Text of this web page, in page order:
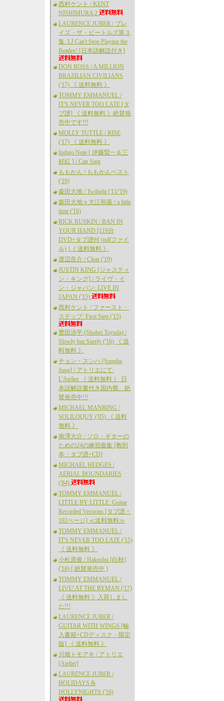
西村ケント / KENT
NISHIMURA 2
LAURENCE JUBER / プレ
イズ・ザ・ビートルズ第３
集: LJ Can't Stop Playing the
Beatles! [日本語解説付き]
DON ROSS / A MILLION
BRAZILIAN CIVILIANS
('17) 《 送料無料 》
TOMMY EMMANUEL /
IT'S NEVER TOO LATE [タ
ブ譜] 《 送料無料 》絶賛発
売中です!!!
MOLLY TUTTLE / RISE
('17) 《 送料無料 》
Indigo Note [ 伊藤賢一＆三
好紅 ] / Can Sing
ももかん / ももかんベスト
('19)
森田大地 / Twilight ('11/'19)
森田大地 x 大江和基 / a little
time ('16)
RICK RUSKIN / BAN IN
YOUR HAND [119分
DVD+タブ譜付 (pdfファイ
ル) ]《 送料無料 》
渡辺良介 / Clear ('19)
JUSTIN KING [ジャスティ
ン・キング] / ライヴ・イ
ン・ジャパン: LIVE IN
JAPAN ('15)
西村ケント / ファースト・
ステップ: First Step ('15)
豊田渉平 (Shohei Toyoda) /
Slowly but Surely ('16) 《 送
料無料 》
チョン・スンハ [Sungha
Jung] / アトリエにて:
L'Atelier 《 送料無料 》 日
本語解説書付き国内盤、絶
賛発売中!!!
MICHAEL MANRING /
SOLILOQUY ('05) 《 送料
無料 》
南澤大介 / ソロ・ギターの
ための24の練習曲集 [教則
本・タブ譜+CD]
MICHAEL HEDGES /
AERIAL BOUNDARIES
('84)
TOMMY EMMANUEL /
LITTLE BY LITTLE: Guitar
Recorded Versions [タブ譜・
192ページ] ≪送料無料≫
TOMMY EMMANUEL /
IT'S NEVER TOO LATE ('15)
《 送料無料 》
小松原俊 / Hakushu [白秋]
('16) [ 絶賛発売中 ]
TOMMY EMMANUEL /
LIVE! AT THE RYMAN ('17)
《 送料無料 》入荷しまし
た!!!
LAURENCE JUBER /
GUITAR WITH WINGS [輸
入書籍+CDディスク・限定
版] 《 送料無料 》
川畑トモアキ / アトリエ
[Atelier]
LAURENCE JUBER /
HOLIDAYS &
HOLLYNIGHTS ('16)